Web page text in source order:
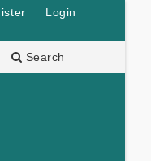
Search
Login